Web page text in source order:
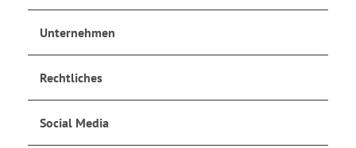
Unternehmen
Rechtliches
Social Media